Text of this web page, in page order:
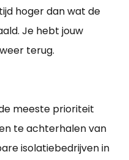
hoger dan wat de
Je hebt jouw
terug.
meeste prioriteit
te achterhalen van
isolatiebedrijven in